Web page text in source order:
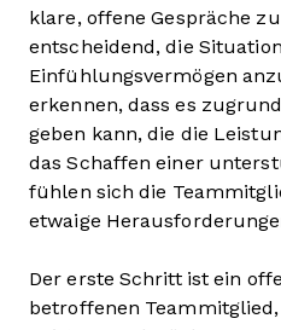
klare, offene Gespräche
entscheidend, die
Einfühlungsvermögen
erkennen, dass es
geben kann, die die
das Schaffen einer
fühlen sich die
etwaige
Der erste Schritt ist ein
betroffenen